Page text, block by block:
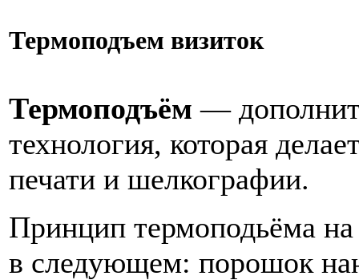
Термоподъем визиток
Термоподъём —
технология, которая
печати и шелкографии.
Принцип термоподьёма на
в следующем: порошок